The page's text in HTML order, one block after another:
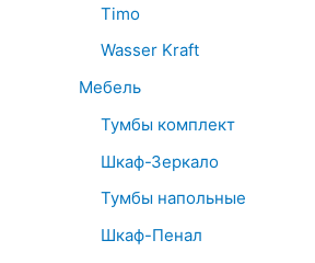
Timo
Wasser Kraft
Мебель
Тумбы комплект
Шкаф-Зеркало
Тумбы напольные
Шкаф-Пенал